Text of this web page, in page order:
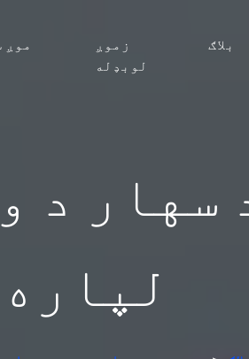
موږ
زموږ
لوبډله
بلاګ
سهار د